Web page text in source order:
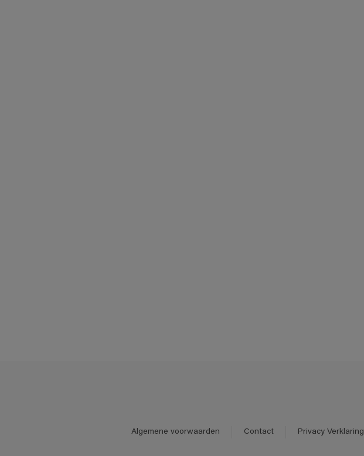
Algemene voorwaarden Contact Privacy Verklaring